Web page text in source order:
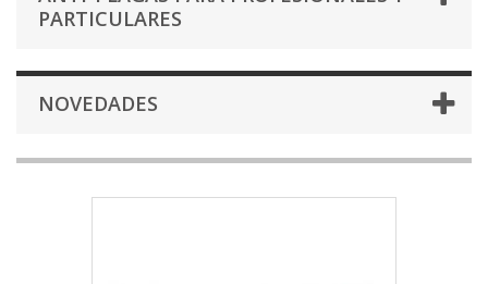
PARTICULARES
NOVEDADES